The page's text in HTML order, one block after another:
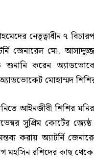
নেতৃত্বাধীন ৭
জেনারেল মো.
শুনানি করেন
মোহাম্মদ
আইনজীবী শিশির
সুপ্রিম কোর্টের
করায় অ্যাটর্নি
রশিদের কাছ থেকে